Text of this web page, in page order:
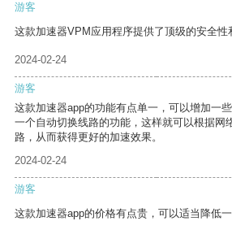
游客
这款加速器VPM应用程序提供了顶级的安全性
2024-02-24
游客
这款加速器app的功能有点单一，可以增加一
一个自动切换线路的功能，这样就可以根据网
路，从而获得更好的加速效果。
2024-02-24
游客
这款加速器app的价格有点贵，可以适当降低